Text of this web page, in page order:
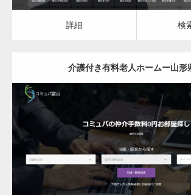
詳細 検
介護付き有料老人ホームー山形
更新日： 2023.03.08
介護付き有料老人ホーム
詳細 検索サイト